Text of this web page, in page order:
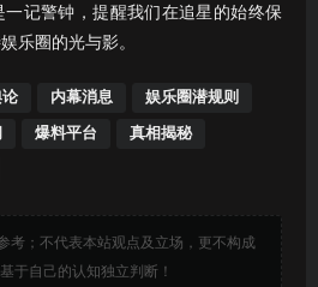
记警钟，提醒我们在追星的始终保
乐圈的光与影。
论 内幕消息 娱乐圈潜规则
爆料平台 真相揭秘
考；不代表本站观点及立场，更不构成
于自己的认知独立判断！